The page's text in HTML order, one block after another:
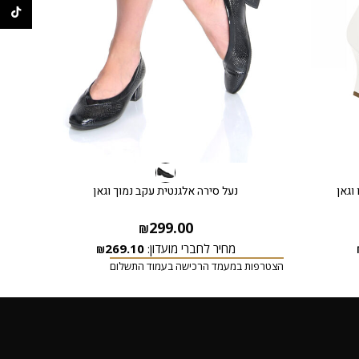
נעל סירה אלגנטית עקב נמוך וגאן
₪299.00
מחיר לחברי מועדון: ₪269.10
הצטרפות במעמד הרכישה בעמוד התשלום